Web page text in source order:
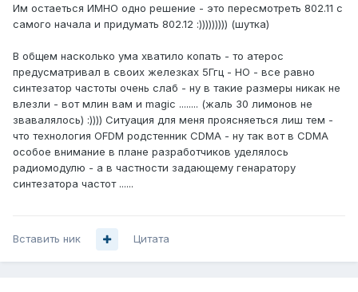
Им остаеться ИМНО одно решение - это пересмотреть 802.11 с
самого начала и придумать 802.12 :))))))))) (шутка)
В общем насколько ума хватило копать - то атерос
предусматривал в своих железках 5Ггц - НО - все равно
синтезатор частоты очень слаб - ну в такие размеры никак не
влезли - вот млин вам и magic ........ (жаль 30 лимонов не
звавалялось) :)))) Ситуация для меня проясняеться лиш тем -
что технология OFDM родстенник CDMA - ну так вот в CDMA
особое внимание в плане разработчиков уделялось
радиомодулю - а в частности задающему генаратору
синтезатора частот ......
Вставить ник Цитата